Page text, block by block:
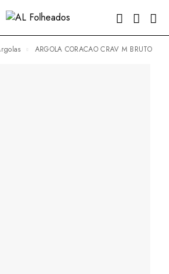
Argolas ARGOLA CORACAO CRAV M BRUTO